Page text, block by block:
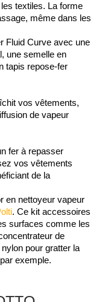
textiles. La forme
même dans les
Fluid Curve avec une
une semelle en
tapis repose-fer
vos vêtements,
de vapeur
fer à repasser
vos vêtements
de la
en nettoyeur vapeur
. Ce kit accessoires
surfaces comme les
de
pour gratter la
exemple.